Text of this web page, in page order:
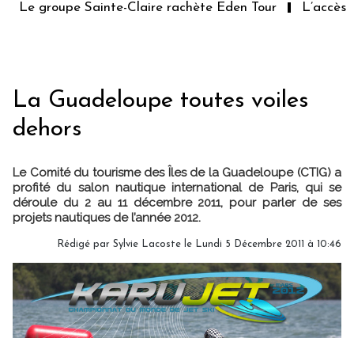
Le groupe Sainte-Claire rachète Eden Tour L’accès
La Guadeloupe toutes voiles
dehors
Le Comité du tourisme des Îles de la Guadeloupe (CTIG) a
profité du salon nautique international de Paris, qui se
déroule du 2 au 11 décembre 2011, pour parler de ses
projets nautiques de l’année 2012.
Rédigé par Sylvie Lacoste le Lundi 5 Décembre 2011 à 10:46